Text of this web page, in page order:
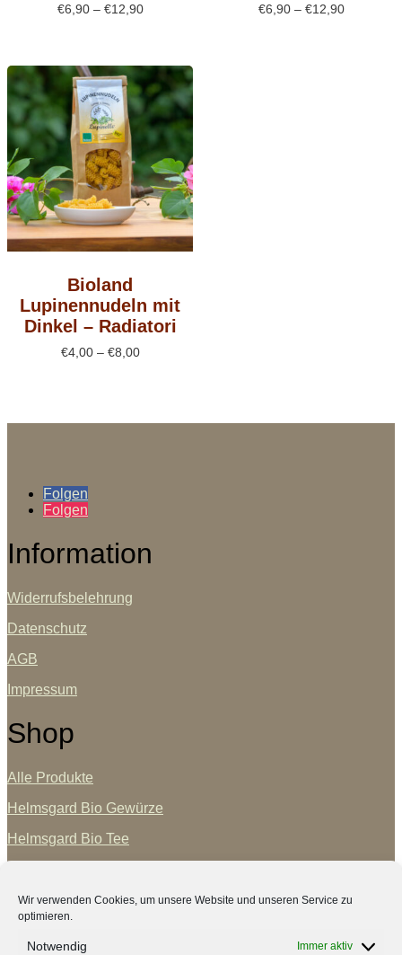
Wir verwenden Cookies, um unsere Website und unseren Service zu
optimieren.
Notwendig Immer aktiv
€6,90 – €12,90Preisspanne:
€6,90 –€12,90
Bioland
Lupinennudeln mit
Dinkel – Radiatori
€4,00 – €8,00Preisspanne:
Folgen
Folgen
Information
Widerrufsbelehrung
Datenschutz
AGB
Impressum
Shop
Alle Produkte
Helmsgard Bio Gewürze
Helmsgard Bio Tee
Vertrag widerrufen